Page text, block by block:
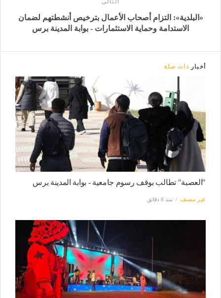
«البلدية»: التزام أصحاب الأعمال بترخيص أنشطتهم لضمان
الاستدامة وحماية الاستثمارات - بوابة المدينة برس
أخبار ذات صلة
"العصبة" تطالب بوقف رسوم جامعية - بوابة المدينة برس
غير مصنف منذ 8 دقائق